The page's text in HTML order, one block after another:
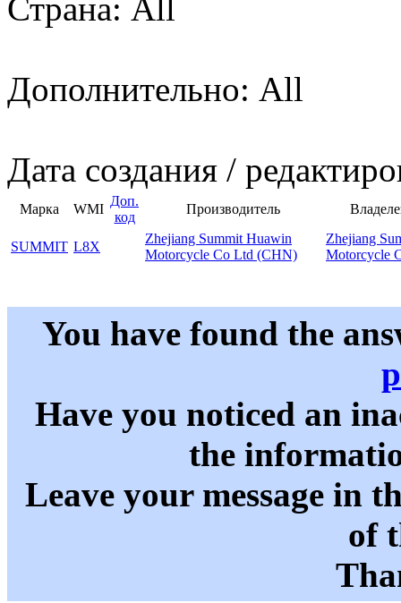
Страна: All
Дополнительно: All
Дата создания /
Марка WMI
Доп.
код
Производитель
SUMMIT L8X
Zhejiang Summit Huawin
Motorcycle Co Ltd (CHN)
Zhejiang
Motorcycle
You have found the
Have you noticed an
the
Leave your message in
of